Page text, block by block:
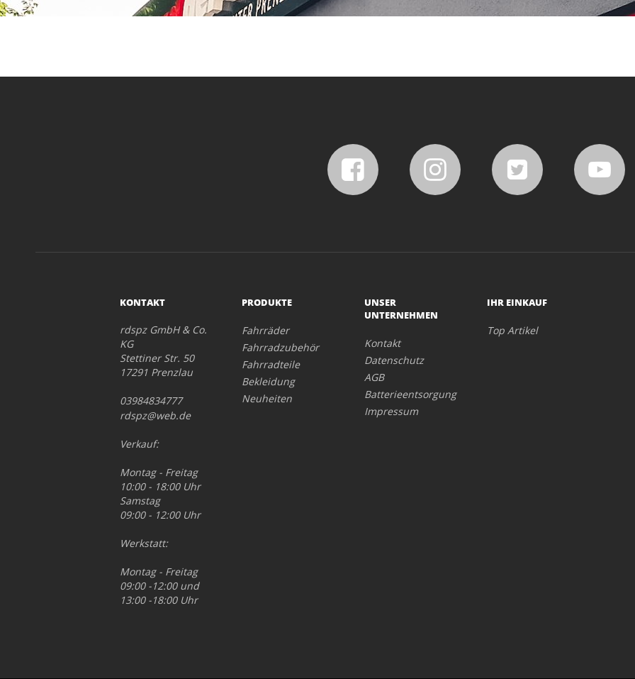
KONTAKT
rdspz GmbH & Co.
KG
Stettiner Str. 50
17291 Prenzlau
03984834777
rdspz@web.de
Verkauf:
Montag - Freitag
10:00 - 18:00 Uhr
Samstag
09:00 - 12:00 Uhr
Werkstatt:
Montag - Freitag
09:00 -12:00 und
13:00 -18:00 Uhr
PRODUKTE
Fahrräder
Fahrradzubehör
Fahrradteile
Bekleidung
Neuheiten
UNSER
UNTERNEHMEN
Kontakt
Datenschutz
AGB
Batterieentsorgung
Impressum
IHR EINKAUF
Top Artikel